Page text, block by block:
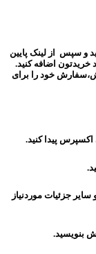
و سپس از لینک پایین
اضافه کنید.
خود را برای
پیدا کنید.
جزئیات موردنیاز
بنویسید.